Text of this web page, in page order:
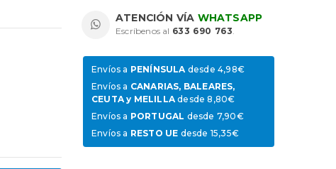
ATENCIÓN VÍA WHATSAPP
Escríbenos al 633 690 763.
Envíos a PENÍNSULAdesde 4,98€
Envíos a CANARIAS, BALEARES,
CEUTA y MELILLAdesde 8,80€
Envíos a PORTUGAL desde 7,90€
Envíos a RESTO UE desde 15,35€